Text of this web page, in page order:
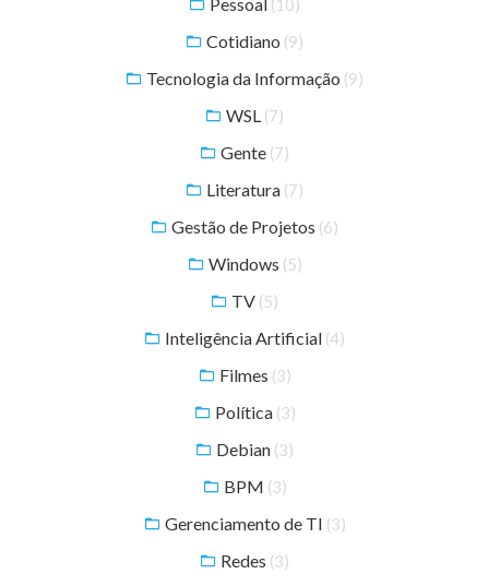
(10)
Cotidiano (9)
Tecnologia da Informação (9)
WSL (7)
Gente (7)
Literatura (7)
Gestão de Projetos (6)
Windows (5)
TV (5)
Inteligência Artificial (4)
Filmes (3)
Política (3)
Debian (3)
BPM (3)
Gerenciamento de TI (3)
Redes (3)